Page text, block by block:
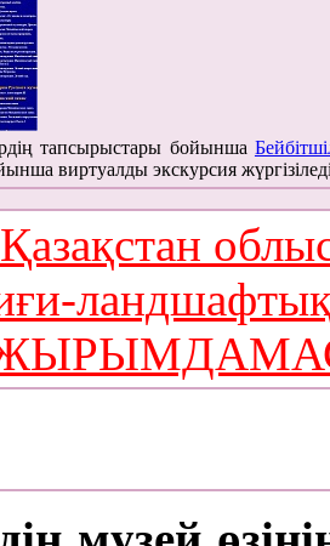
тапсырыстары бойынша
виртуалды экскурсия